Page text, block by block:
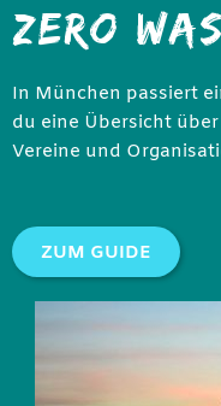
ZERO
In München passiert
du eine Übersicht
Vereine und
ZUM GUIDE